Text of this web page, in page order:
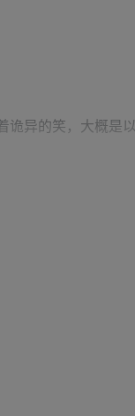
诡异的笑，大概是以
意力。妹妹也是，
的时候，妹妹多次
，不过还是没有结